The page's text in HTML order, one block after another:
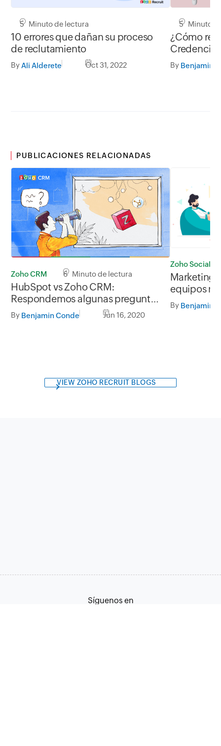
5 Minuto de lectura
10 errores que dañan su proceso
de reclutamiento
By Ali Alderete Oct 31, 2022
5 Minuto
¿Cómo
basada en
By Benjamin
PUBLICACIONES RELACIONADAS
Zoho CRM 6 Minuto de lectura
HubSpot vs Zoho CRM:
Respondemos algunas preguntas
frecuentes
By Benjamin Conde Jun 16, 2020
Zoho Social
Marketing
equipos
By Benjamin
VIEW ZOHO RECRUIT BLOGS
Síguenos en